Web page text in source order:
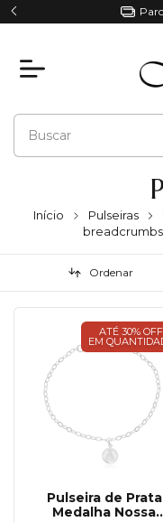
Início Pulseiras
Ordenar
ATÉ 30% OFF
EM
Pulseira de Prata
Medalha Nossa